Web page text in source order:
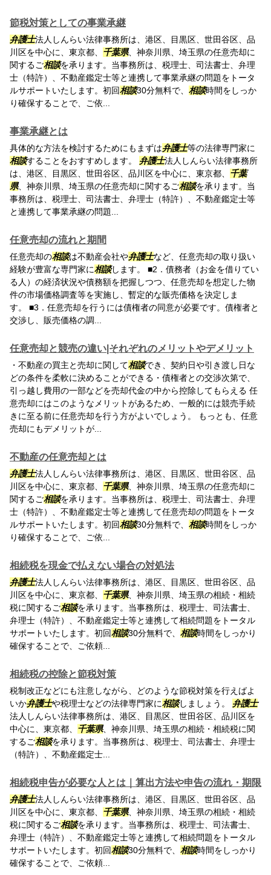
節税対策としての事業承継
弁護士法人しんらい法律事務所は、港区、目黒区、世田谷区、品
川区を中心に、東京都、 千葉県、神奈川県、埼玉県の任意売却に
関するご相談を承ります。当事務所は、税理士、司法書士、弁理
士（特許）、不動産鑑定士等と連携して事業承継の問題をトータ
ルサポートいたします。初回相談30分無料で、 相談時間をしっか
り確保することで、ご依...
事業承継とは
具体的な方法を検討するためにもまずは弁護士等の法律専門家に
相談することをおすすめします。 弁護士法人しんらい法律事務所
は、港区、目黒区、世田谷区、品川区を中心に、東京都、 千葉
県、神奈川県、埼玉県の任意売却に関するご相談を承ります。当
事務所は、税理士、司法書士、弁理士（特許）、不動産鑑定士等
と連携して事業承継の問題...
任意売却の流れと期間
任意売却の相談は不動産会社や弁護士など、任意売却の取り扱い
経験が豊富な専門家に相談します。 ■2．債務者（お金を借りてい
る人）の経済状況や債務額を把握しつつ、任意売却を想定した物
件の市場価格調査等を実施し、暫定的な販売価格を決定しま
す。 ■3．任意売却を行うには債権者の同意が必要です。債権者と
交渉し、販売価格の調...
任意売却と競売の違い|それぞれのメリットやデメリット
・不動産の買主と売却に関して相談でき、契約日や引き渡し日な
どの条件を柔軟に決めることができる・債権者との交渉次第で、
引っ越し費用の一部などを売却代金の中から控除してもらえる 任
意売却にはこのようなメリットがあるため、一般的には競売手続
きに至る前に任意売却を行う方がよいでしょう。 もっとも、任意
売却にもデメリットが...
不動産の任意売却とは
弁護士法人しんらい法律事務所は、港区、目黒区、世田谷区、品
川区を中心に、東京都、 千葉県、神奈川県、埼玉県の任意売却に
関するご相談を承ります。当事務所は、税理士、司法書士、弁理
士（特許）、不動産鑑定士等と連携して任意売却の問題をトータ
ルサポートいたします。初回相談30分無料で、 相談時間をしっか
り確保することで、ご依...
相続税を現金で払えない場合の対処法
弁護士法人しんらい法律事務所は、港区、目黒区、世田谷区、品
川区を中心に、東京都、 千葉県、神奈川県、埼玉県の相続・相続
税に関するご相談を承ります。当事務所は、税理士、司法書士、
弁理士（特許）、不動産鑑定士等と連携して相続問題をトータル
サポートいたします。初回相談30分無料で、 相談時間をしっかり
確保することで、ご依頼...
相続税の控除と節税対策
税制改正などにも注意しながら、どのような節税対策を行えばよ
いか弁護士や税理士などの法律専門家に相談しましょう。 弁護士
法人しんらい法律事務所は、港区、目黒区、世田谷区、品川区を
中心に、東京都、 千葉県、神奈川県、埼玉県の相続・相続税に関
するご相談を承ります。当事務所は、税理士、司法書士、弁理士
（特許）、不動産鑑定士...
相続税申告が必要な人とは｜算出方法や申告の流れ・期限
弁護士法人しんらい法律事務所は、港区、目黒区、世田谷区、品
川区を中心に、東京都、 千葉県、神奈川県、埼玉県の相続・相続
税に関するご相談を承ります。当事務所は、税理士、司法書士、
弁理士（特許）、不動産鑑定士等と連携して相続問題をトータル
サポートいたします。初回相談30分無料で、 相談時間をしっかり
確保することで、ご依頼...